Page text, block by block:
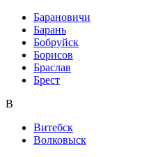
Барановичи
Барань
Бобруйск
Борисов
Браслав
Брест
В
Витебск
Волковыск